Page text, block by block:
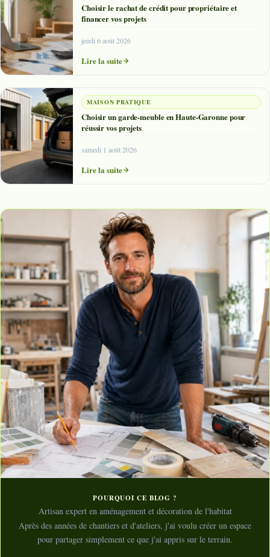
Choisir le rachat de crédit pour propriétaire et
financer vos projets
jeudi 6 août 2026
Lire la suite
MAISON PRATIQUE
Choisir un garde-meuble en Haute-Garonne pour
réussir vos projets
samedi 1 août 2026
Lire la suite
POURQUOI CE BLOG ?
Artisan expert en aménagement et décoration de l'habitat
Après des années de chantiers et d'ateliers, j'ai voulu créer un espace
pour partager simplement ce que j'ai appris sur le terrain.